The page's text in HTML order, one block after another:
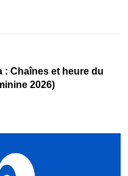
: Chaînes et heure du
2026)